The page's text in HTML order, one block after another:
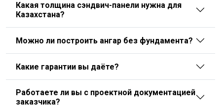
Какая толщина сэндвич-панели нужна для
Казахстана?
Можно ли построить ангар без фундамента?
Какие гарантии вы даёте?
Работаете ли вы с проектной документацией
заказчика?